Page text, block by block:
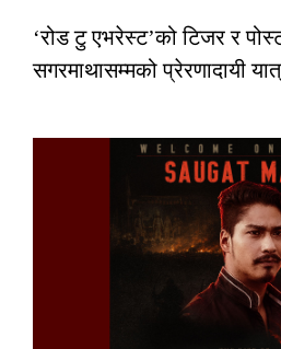
‘रोड टु एभरेस्ट’को टिजर र
सगरमाथासम्मको प्रेरणादायी